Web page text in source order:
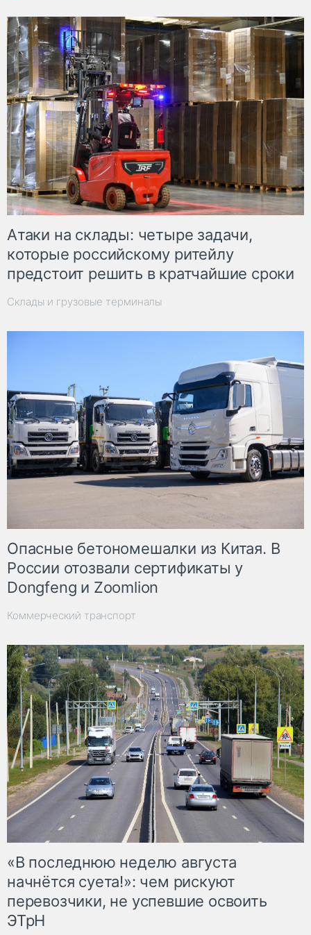
Атаки на склады: четыре задачи,
которые российскому ритейлу
предстоит решить в кратчайшие сроки
Склады и грузовые терминалы
Опасные бетономешалки из Китая. В
России отозвали сертификаты у
Dongfeng и Zoomlion
Коммерческий транспорт
«В последнюю неделю августа
начнётся суета!»: чем рискуют
перевозчики, не успевшие освоить
ЭТрН